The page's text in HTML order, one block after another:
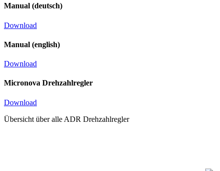
Manual (deutsch)
Download
Manual (english)
Download
Micronova Drehzahlregler
Download
Übersicht über alle ADR Drehzahlregler